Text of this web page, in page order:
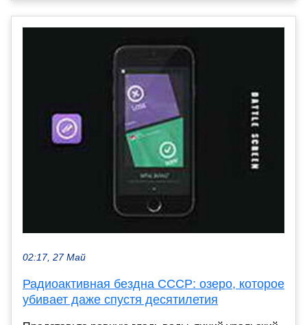
02:17, 27 Май
Радиоактивная бездна СССР: озеро, которое
убивает даже спустя десятилетия